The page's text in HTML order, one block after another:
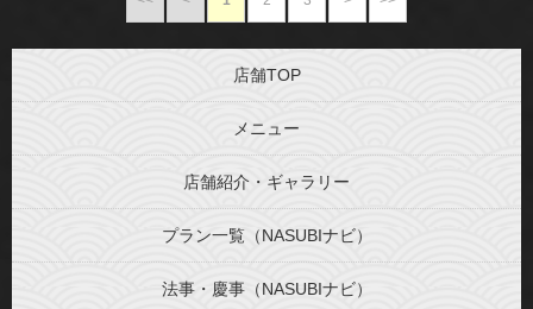
店舗TOP
メニュー
店舗紹介・ギャラリー
プラン一覧（NASUBIナビ）
法事・慶事（NASUBIナビ）